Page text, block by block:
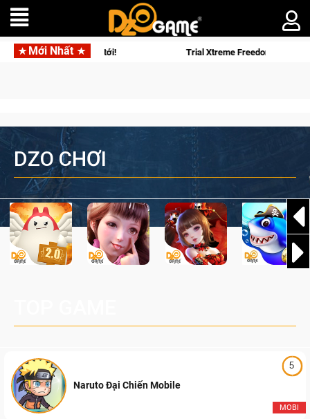
Mới Nhất
thành Kent sắp tới! Trial Xtreme Freedom – Game đua
DZO CHƠI
5
MOBI
Naruto Đại Chiến Mobile